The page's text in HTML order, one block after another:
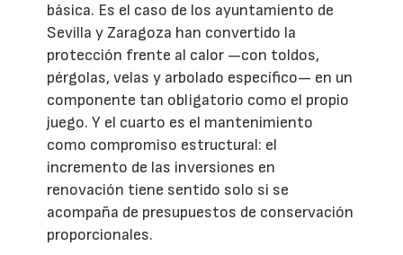
básica. Es el caso de los ayuntamiento de
Sevilla y Zaragoza han convertido la
protección frente al calor —con toldos,
pérgolas, velas y arbolado específico— en un
componente tan obligatorio como el propio
juego. Y el cuarto es el mantenimiento
como compromiso estructural: el
incremento de las inversiones en
renovación tiene sentido solo si se
acompaña de presupuestos de conservación
proporcionales.